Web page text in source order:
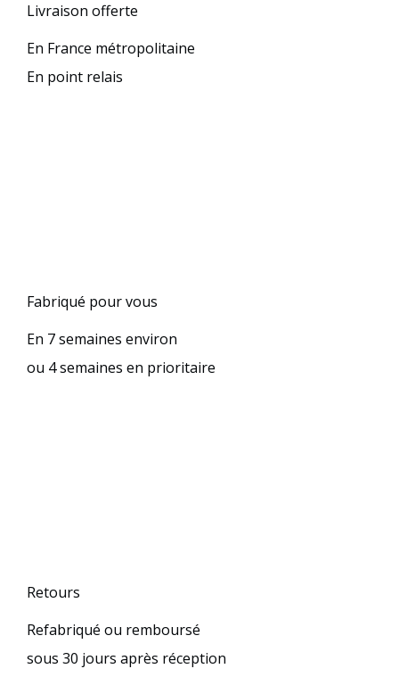
Livraison offerte
En France métropolitaine
En point relais
Fabriqué pour vous
En 7 semaines environ
ou 4 semaines en prioritaire
Retours
Refabriqué ou remboursé
sous 30 jours après réception